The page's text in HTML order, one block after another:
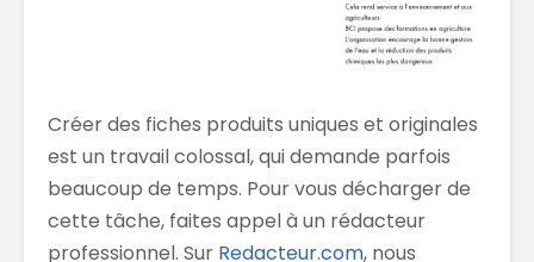
Créer des fiches produits uniques et originales
est un travail colossal, qui demande parfois
beaucoup de temps. Pour vous décharger de
cette tâche, faites appel à un rédacteur
professionnel. Sur Redacteur.com, nous